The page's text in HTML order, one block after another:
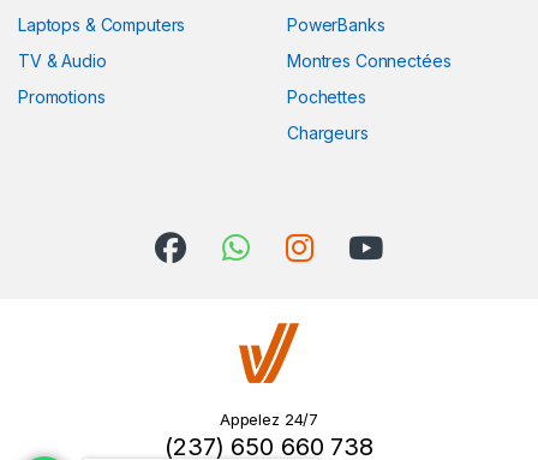
Laptops & Computers
TV & Audio
Promotions
PowerBanks
Montres Connectées
Pochettes
Chargeurs
Appelez 24/7
(237) 650 660 738